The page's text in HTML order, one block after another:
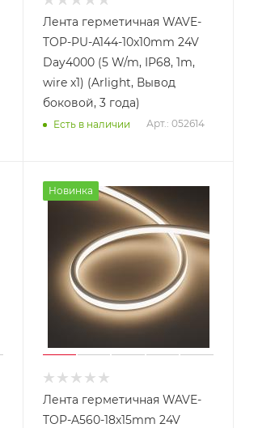
Лента герметичная WAVE-
TOP-PU-A144-10x10mm 24V
Day4000 (5 W/m, IP68, 1m,
wire x1) (Arlight, Вывод
боковой, 3 года)
Есть в наличии Арт.: 052614
Новинка
Лента герметичная WAVE-
TOP-A560-18x15mm 24V